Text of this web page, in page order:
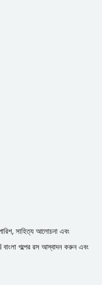
সাহিত্য আলোচনা এবং
গল্পের রস আস্বাদন করুন এবং